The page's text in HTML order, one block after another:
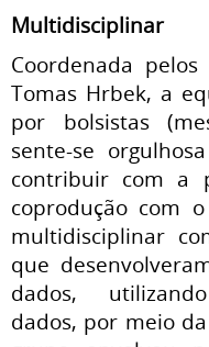
Multidisciplinar
Coordenada
Tomas Hrbek, a
por bolsistas
sente-se
contribuir com a
coprodução com
multidisciplinar
que
dados,
dados, por meio